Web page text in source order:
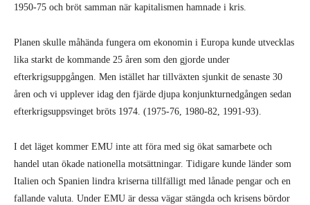
1950-75 och bröt samman när kapitalismen hamnade i kris.
Planen skulle måhända fungera om ekonomin i Europa kunde utvecklas
lika starkt de kommande 25 åren som den gjorde under
efterkrigsuppgången. Men istället har tillväxten sjunkit de senaste 30
åren och vi upplever idag den fjärde djupa konjunkturnedgången sedan
efterkrigsuppsvinget bröts 1974. (1975-76, 1980-82, 1991-93).
I det läget kommer EMU inte att föra med sig ökat samarbete och
handel utan ökade nationella motsättningar. Tidigare kunde länder som
Italien och Spanien lindra kriserna tillfälligt med lånade pengar och en
fallande valuta. Under EMU är dessa vägar stängda och krisens bördor